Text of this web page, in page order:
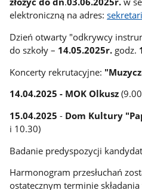
elektroniczną na adres:
Dzień otwarty "odkrywcy
do szkoły – 14.05.2025r. godz.
Koncerty rekrutacyjne:
14.04.2025 - MOK Olkusz
15.04.2025 - Dom Kultury
i 10.30)
Badanie predyspozycji
Harmonogram przesłuchań
ostatecznym terminie